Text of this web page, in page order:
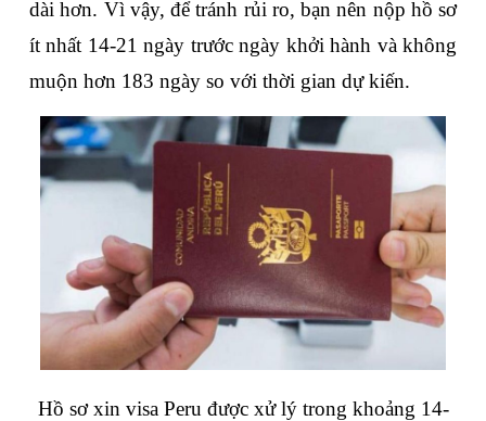
dài hơn. Vì vậy, để tránh rủi ro, bạn nên nộp hồ sơ
ít nhất 14-21 ngày trước ngày khởi hành và không
muộn hơn 183 ngày so với thời gian dự kiến.
Hồ sơ xin visa Peru được xử lý trong khoảng 14-